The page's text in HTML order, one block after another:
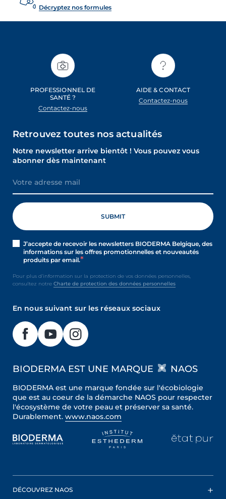
Décryptez nos formules
PROFESSIONNEL DE
SANTÉ ?
Contactez-nous
AIDE & CONTACT
Contactez-nous
Retrouvez toutes nos actualités
Notre newsletter arrive bientôt ! Vous pouvez vous
abonner dès maintenant
J’accepte de recevoir les newsletters BIODERMA Belgique, des
informations sur les offres promotionnelles et nouveautés
produits par email.
Pour plus d’information sur la protection de vos données personnelles,
consultez notre Charte de protection des données personnelles
En nous suivant sur les réseaux sociaux
BIODERMA EST UNE MARQUE NAOS
BIODERMA est une marque fondée sur l'écobiologie
que est au coeur de la démarche NAOS pour respecter
l'écosystème de votre peau et préserver sa santé.
Durablement. www.naos.com
DÉCOUVREZ NAOS